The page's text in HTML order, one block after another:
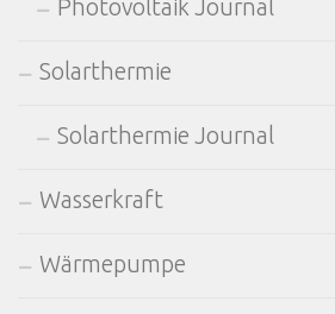
Photovoltaik Journal
Solarthermie
Solarthermie Journal
Wasserkraft
Wärmepumpe